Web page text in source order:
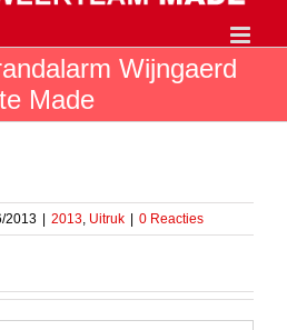
Wijngaerd
Made
2013 2013, Uitruk 0 Reacties